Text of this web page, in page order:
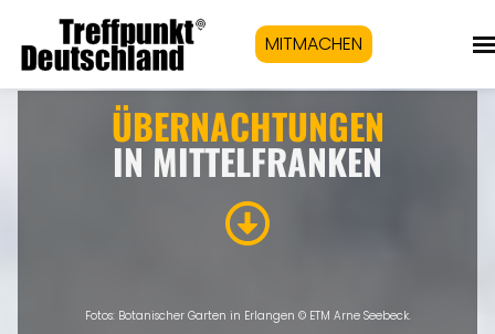
MITMACHEN
ÜBERNACHTUNGEN
IN MITTELFRANKEN
Fotos: Botanischer Garten in Erlangen © ETM Arne Seebeck.